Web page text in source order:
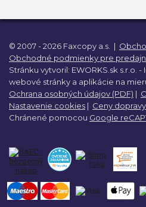
© 2007 - 2026 Faxcopy a.s. |
Obchodné podmienky pre
Stránku vytvoril: EWORKS.sk s.r.o. -
webové stránky a aplikácie na
Ochrana osobných údajov (PDF) |
Nastavenie cookies | Ceny dopravy
Chránené pomocou Google